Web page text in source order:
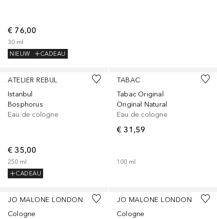
€ 76,00
30 ml
NIEUW
CADEAU
ATELIER REBUL
Istanbul
Bosphorus
Eau de cologne
€ 35,00
250 ml
CADEAU
TABAC
Tabac Original
Original Natural
Eau de cologne
€ 31,59
100 ml
JO MALONE LONDON
Cologne
JO MALONE LONDON
Cologne